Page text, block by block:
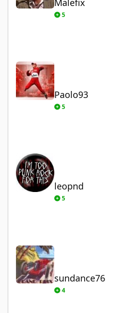
Malefix
5
Paolo93
Paolo93
5
leopnd
5
sundance76
4